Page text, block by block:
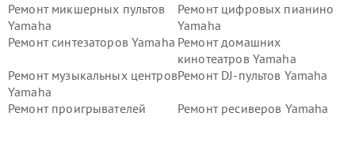
Ремонт микшерных пультов
Yamaha
Ремонт цифровых пианино
Yamaha
Ремонт синтезаторов Yamaha Ремонт домашних
кинотеатров Yamaha
Ремонт музыкальных центров
Yamaha
Ремонт DJ-пультов Yamaha
Ремонт проигрывателей
Ремонт ресиверов Yamaha